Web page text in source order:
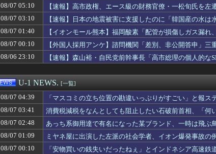
【画像】エチビデ女優さん、番組の企画でハッスルしすぎてしまうｗ
【画像】森香澄さんのJK姿😍ｗｗ😍ｗ😍ｗｗｗ😍ｗｗｗｗｗｗ
【画像】元・小倉優香さん、水着グラビア復帰してシコらせにくるｗ
【悲報】サイバーコネクトツーの松山氏、JUMP公式にブロックされる
三大傑作ゼルダライク「The Binding of Isaac」「ダークソウル...
【ウマ娘】アイちゃんとフサパンの水着、DKPIとDKPIが触れてる構
早食いしてる奴、マジでヤバイぞ・・・
劇団員やってる友達からたまにチケット買わされるから見に行くんやけ
もこうのKICK・Youtube配信にもNightbotみたいなコメント制御ツ...
【天文】太陽に含まれる「銀」は従来推定よりも約55％多かった？
【画像】北海道の1500万の中古物件、レベチｗｗｗｗｗｗｗｗｗｗｗ
【ウマ娘】今日はボサボサな忠犬ミラ公たち
【ラブライブ！】🌙🐈‍⬛「うちのオタクは社畜かボンボン」（世界の
韓国人「ソクリ投票問題の年に、選挙管理委員会が成果給を99.99%受
合コンで出会った超しつこい男にブチギレて帰宅。それから3ヶ月、突
三重県警察 鈴鹿サーキットでパレード走行訓練中だった白バイが転
08/07 05:10
【速報】高市政権、エース級の財務官僚・一松旬氏を
08/07 03:10
【速報】日本の地震被害に支援したのに「韓国産の水は
08/07 01:40
【イオンモール熊本】福岡酸素「配管が損傷しガス漏
08/07 00:10
【外国人採用アンケ】諮問機関「差別、非公開答申」
08/06 23:10
【速報】森山裕・自民党前幹事長「高市総理の個人的な
U-1 NEWS. [一覧]
08/07 04:39
「マスコミの立ち位置の勘違いっぷりがすごい」と報
せようという思惑がひしひしと
08/07 03:41
消費税減税をなんとしても阻止したい石破前首相、「
08/07 02:48
あっち系御用達で有名になった某ブランド、一時は飛
08/07 01:09
ミヤネ屋に出演した左派の社会学者、イオン爆発事故
08/07 00:10
「安物買いの銭失いだったねぇ」とインドネシア高速